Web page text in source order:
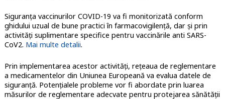
Siguranța vaccinurilor COVID-19 va fi monitorizată conform
ghidului uzual de bune practici în farmacovigilență, dar și prin
activități suplimentare specifice pentru vaccinările anti SARS-
CoV2. Mai multe detalii.
Prin implementarea acestor activități, rețeaua de reglementare
a medicamentelor din Uniunea Europeană va evalua datele de
siguranță. Potențialele probleme vor fi abordate prin luarea
măsurilor de reglementare adecvate pentru protejarea sănătății